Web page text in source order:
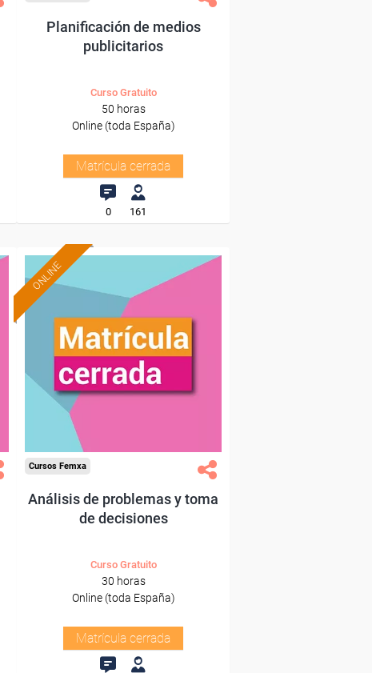
Planificación de medios
publicitarios
Curso Gratuito
50 horas
Online (toda España)
Matrícula cerrada
0 161
ONLINE
Cursos Femxa
Análisis de problemas y toma
de decisiones
Curso Gratuito
30 horas
Online (toda España)
Matrícula cerrada